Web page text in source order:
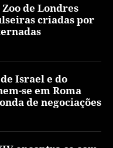
de Londres
criadas por
Israel e do
se em Roma
de negociações